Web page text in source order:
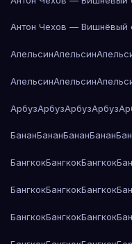
Антон Чехов — Вишнёвый
АпельсинАпельсин
АпельсинАпельсин
АрбузАрбузАрбузАрбуз
БананБананБананБанан
БангкокБангкокБангкок
БангкокБангкокБангкок
БангкокБангкокБангкок